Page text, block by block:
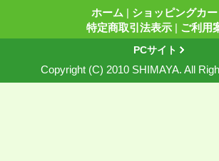
ホーム | ショッピングカー
特定商取引法表示 | ご利用
PCサイト
Copyright (C) 2010 SHIMAYA. All